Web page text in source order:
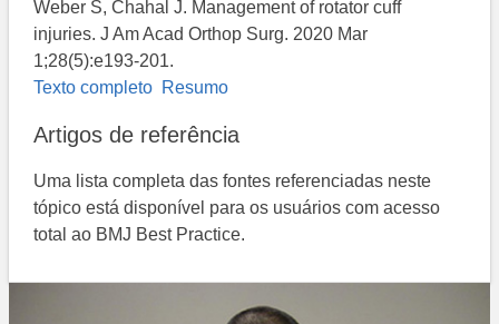
Weber S, Chahal J. Management of rotator cuff
injuries. J Am Acad Orthop Surg. 2020 Mar
1;28(5):e193-201.
Texto completo Resumo
Artigos de referência
Uma lista completa das fontes referenciadas neste
tópico está disponível para os usuários com acesso
total ao BMJ Best Practice.